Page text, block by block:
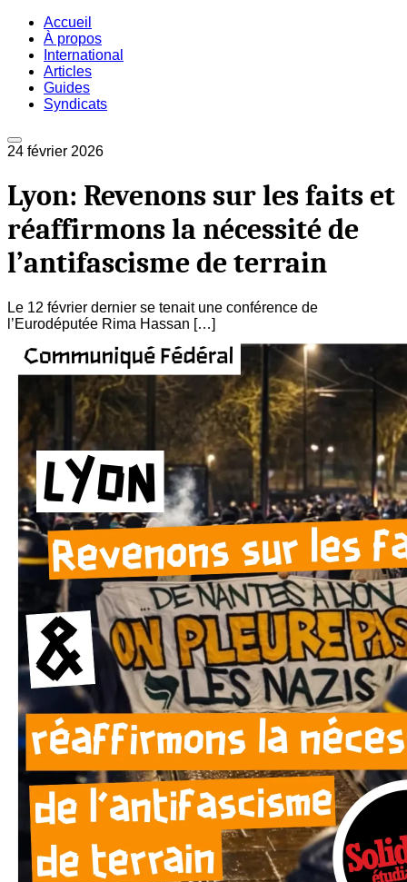
Accueil
À propos
International
Articles
Guides
Syndicats
24 février 2026
Lyon: Revenons sur les faits et
réaffirmons la nécessité de
l’antifascisme de terrain
Le 12 février dernier se tenait une conférence de
l’Eurodéputée Rima Hassan […]